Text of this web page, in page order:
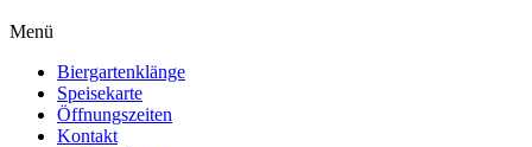
Menü
Biergartenklänge
Speisekarte
Öffnungszeiten
Kontakt